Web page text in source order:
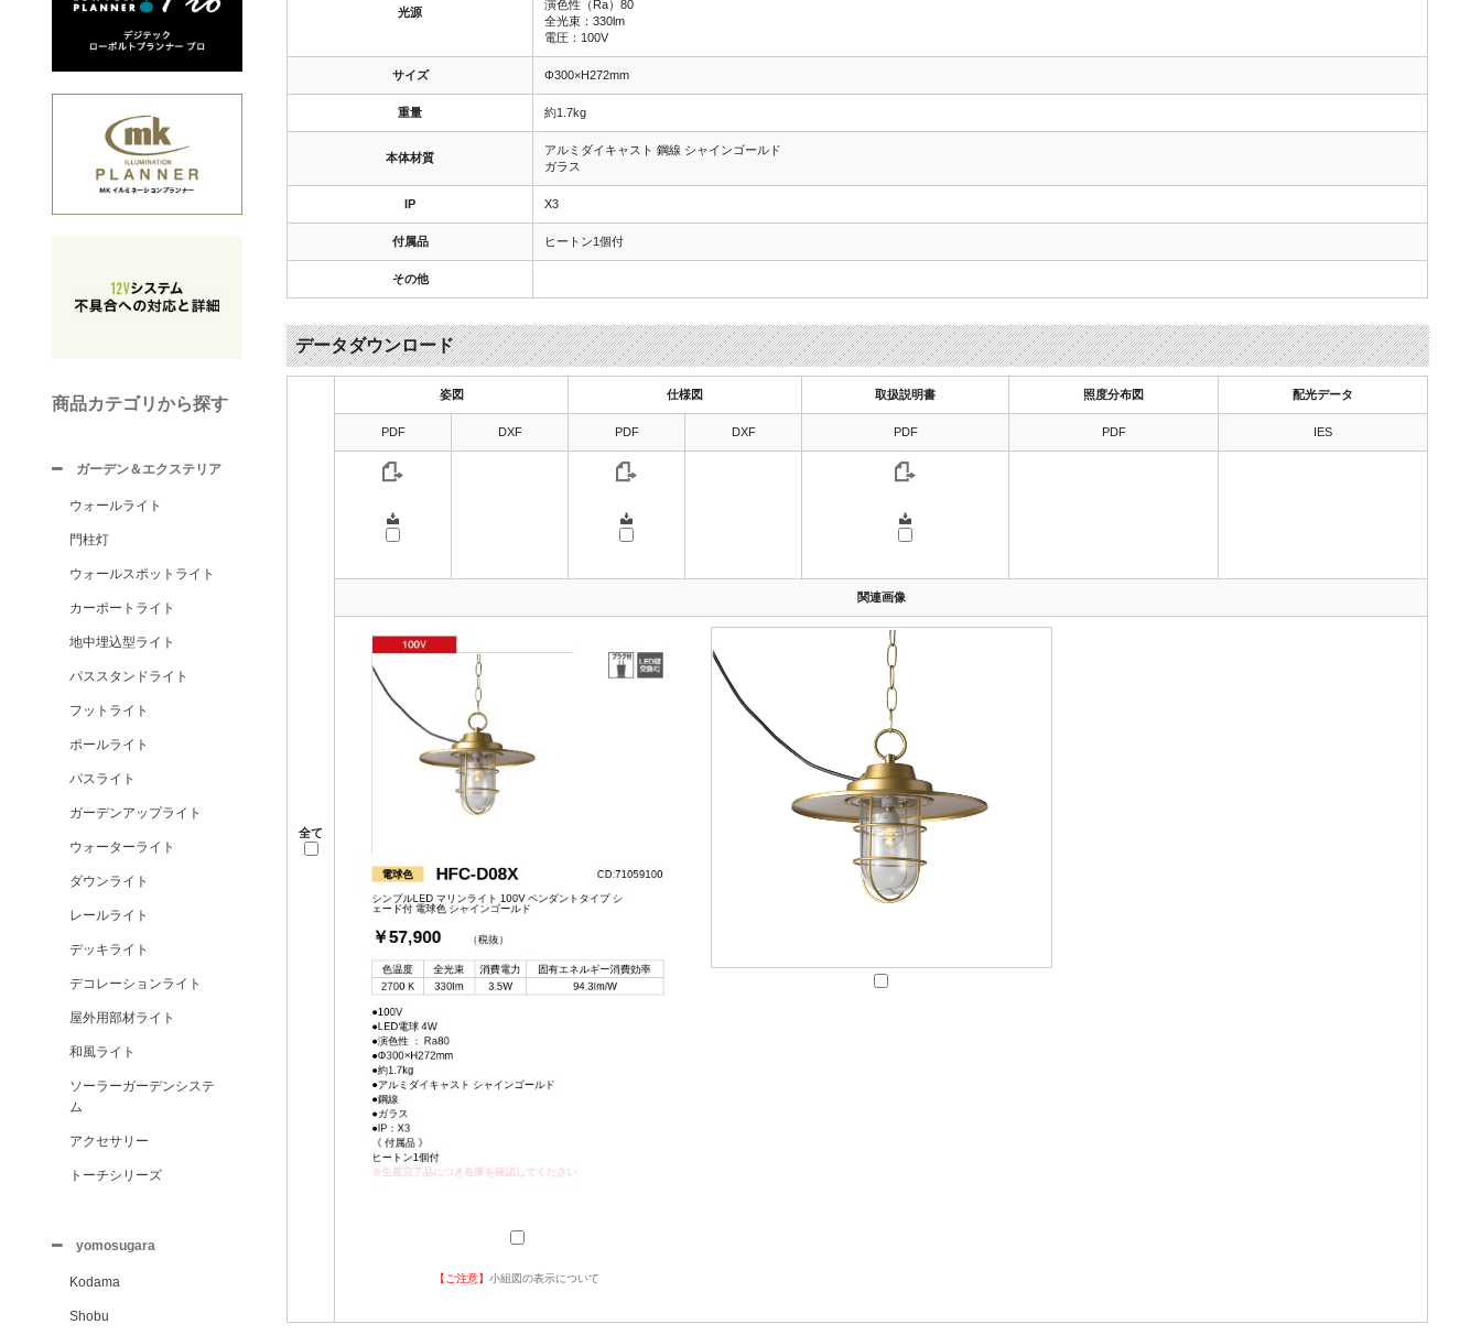
商品カテゴリから探す
ガーデン＆エクステリア
ウォールライト
門柱灯
ウォールスポットライト
カーポートライト
地中埋込型ライト
パススタンドライト
フットライト
ポールライト
パスライト
ガーデンアップライト
ウォーターライト
ダウンライト
レールライト
デッキライト
デコレーションライト
屋外用部材ライト
和風ライト
ソーラーガーデンシステ
ム
アクセサリー
トーチシリーズ
yomosugara
Kodama
Shobu
光源
演色性（Ra）80
全光束：330lm
電圧：100V
サイズ Φ300×H272mm
重量 約1.7kg
本体材質
アルミダイキャスト 鋼線 シャインゴールド
ガラス
IP X3
付属品 ヒートン1個付
その他
データダウンロード
全て
姿図 仕様図 取扱説明書 照度分布図 配光データ
PDF DXF PDF DXF PDF PDF IES
関連画像
【ご注意】小組図の表示について